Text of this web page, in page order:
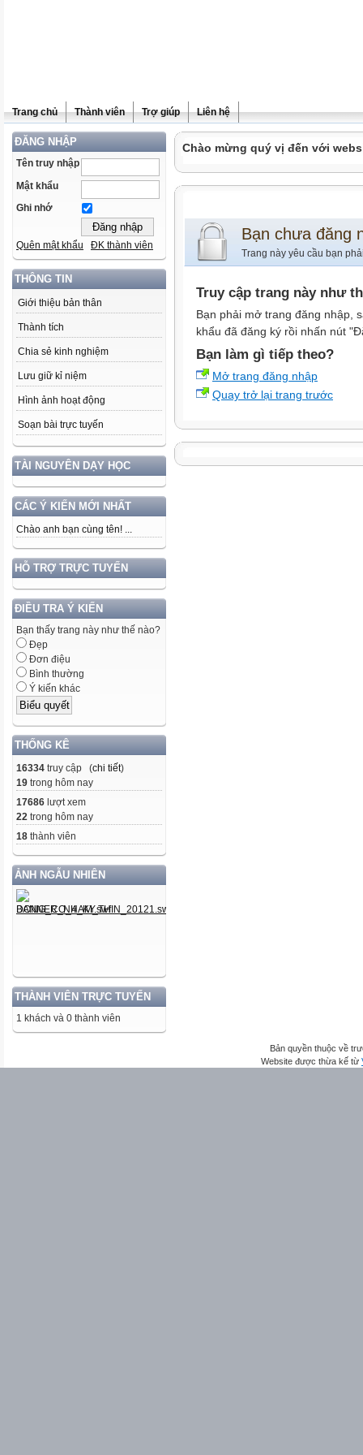
Trang chủ Thành viên Trợ giúp Liên hệ
ĐĂNG NHẬP
Tên truy nhập
Mật khẩu
Ghi nhớ
Quên mật khẩu ĐK thành viên
THÔNG TIN
Giới thiệu bản thân
Thành tích
Chia sẻ kinh nghiệm
Lưu giữ kỉ niệm
Hình ảnh hoạt động
Soạn bài trực tuyến
TÀI NGUYÊN DẠY HỌC
CÁC Ý KIẾN MỚI NHẤT
Chào anh bạn cùng tên! ...
HỖ TRỢ TRỰC TUYẾN
ĐIỀU TRA Ý KIẾN
Bạn thấy trang này như thế nào?
Đẹp
Đơn điệu
Bình thường
Ý kiến khác
THỐNG KÊ
16334 truy cập (chi tiết)
19 trong hôm nay
17686 lượt xem
22 trong hôm nay
18 thành viên
ẢNH NGẪU NHIÊN
THÀNH VIÊN TRỰC TUYẾN
1 khách và 0 thành viên
Chào mừng quý vị đến với
Bạn chưa đăng
Trang này yêu cầu bạn
Truy cập trang này như
Bạn phải mở trang đăng nhập,
khẩu đã đăng ký rồi nhấn nút
Bạn làm gì tiếp theo?
Mở trang đăng nhập
Quay trở lại trang trước
Bản quyền thuộc về
Website được thừa kế từ